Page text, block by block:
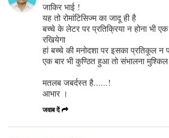
जाकिर भाई !
यह तो रोमांटिसिज्म का जादू ही है
बच्चे के लेटर पर प्रतिक्रिया न होना भी
रखियेगा
हां बच्चे की मनोदशा पर इसका प्रतिकूल न
एक बार भी कुण्ठित हुआ तो संभालना मुश्किल
मतलब जबर्दस्त है......!
आभार ।
जवाब दें